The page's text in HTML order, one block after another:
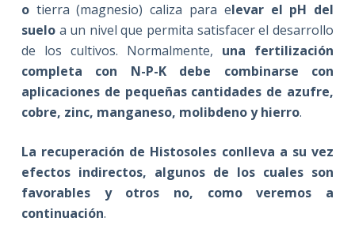
o tierra (magnesio) caliza para elevar el pH del
suelo a un nivel que permita satisfacer el desarrollo
de los cultivos. Normalmente, una fertilización
completa con N-P-K debe combinarse con
aplicaciones de pequeñas cantidades de azufre,
cobre, zinc, manganeso, molibdeno y hierro.
La recuperación de Histosoles conlleva a su vez
efectos indirectos, algunos de los cuales son
favorables y otros no, como veremos a
continuación.